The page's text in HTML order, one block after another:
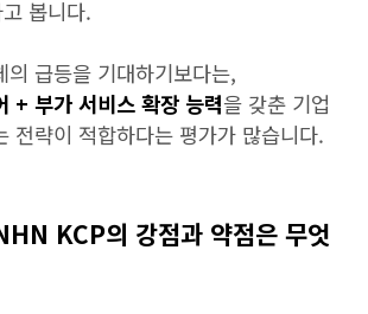
봅니다.
의 급등을 기대하기보다는,
+ 부가 서비스 확장 능력을 갖춘 기업
전략이 적합하다는 평가가 많습니다.
KCP의 강점과 약점은 무엇